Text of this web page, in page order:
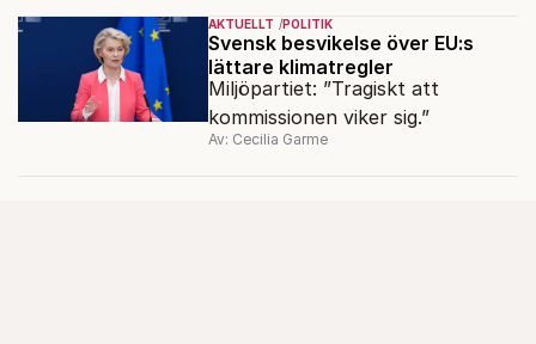
oljepris och AI-oro.
AKTUELLT POLITIK
Svensk besvikelse över EU:s
lättare klimatregler
Miljöpartiet: ”Tragiskt att
kommissionen viker sig.”
Av: Cecilia Garme